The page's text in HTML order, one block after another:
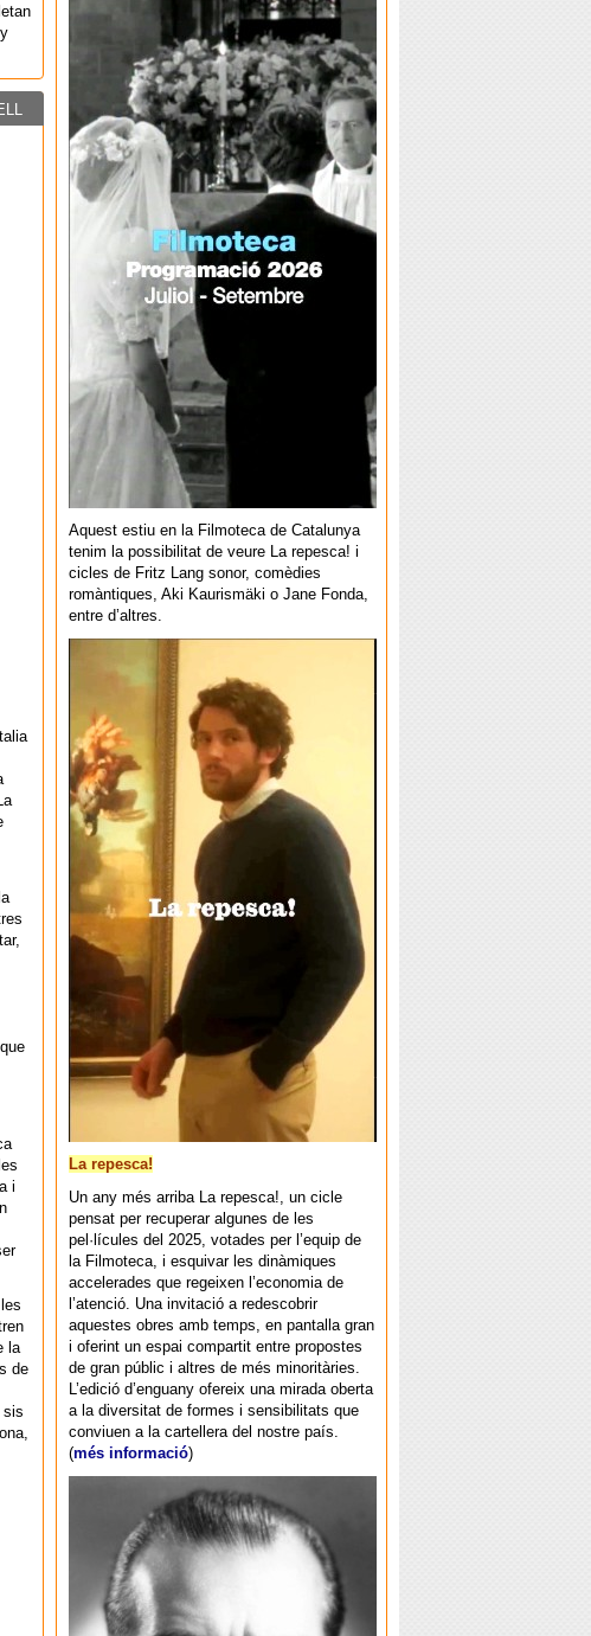
Aquest estiu en la Filmoteca de Catalunya
tenim la possibilitat de veure La repesca! i
cicles de Fritz Lang sonor, comèdies
romàntiques, Aki Kaurismäki o Jane Fonda,
entre d’altres.
La repesca!
Un any més arriba La repesca!, un cicle
pensat per recuperar algunes de les
pel·lícules del 2025, votades per l’equip de
la Filmoteca, i esquivar les dinàmiques
accelerades que regeixen l’economia de
l’atenció. Una invitació a redescobrir
aquestes obres amb temps, en pantalla gran
i oferint un espai compartit entre propostes
de gran públic i altres de més minoritàries.
L’edició d’enguany ofereix una mirada oberta
a la diversitat de formes i sensibilitats que
conviuen a la cartellera del nostre país.
(més informació)
i
la
de
sis